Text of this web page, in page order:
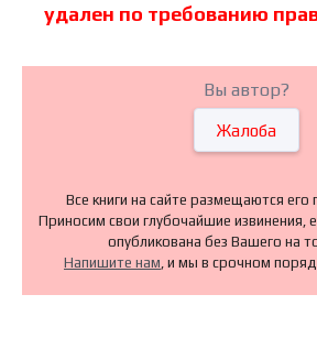
удален по требованию
Вы автор?
Жалоба
Все книги на сайте размещаются его
Приносим свои глубочайшие извинения,
опубликована без Вашего на
Напишите нам , и мы в срочном